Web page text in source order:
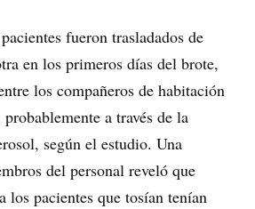
fueron trasladados de
en los primeros días del brote,
los compañeros de habitación
a través de la
según el estudio. Una
del personal reveló que
los pacientes que tosían tenían